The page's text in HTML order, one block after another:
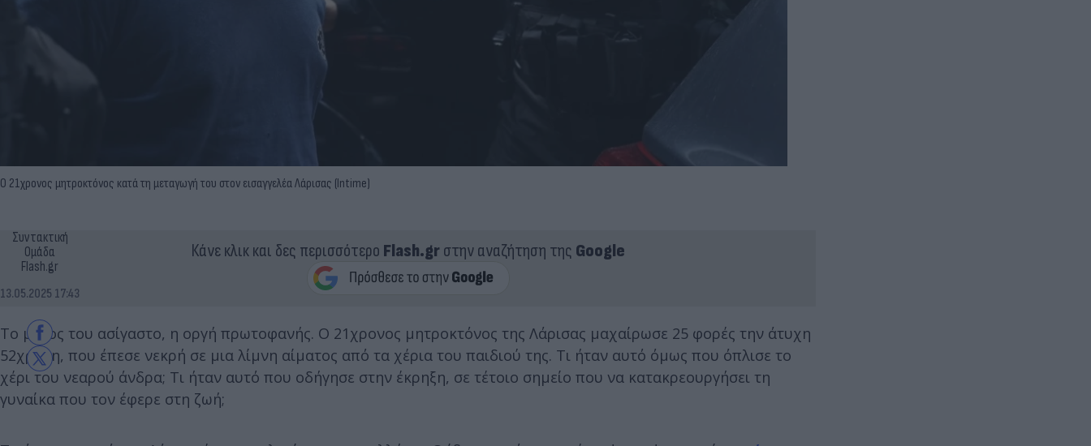
Ο 21χρονος μητροκτόνος κατά τη μεταγωγή του στον εισαγγελέα Λάρισας (Intime)
Συντακτική
Ομάδα
Flash.gr
13.05.2025 17:43
Κάνε κλικ και δες περισσότερο Flash.grστην αναζήτηση της Google
Το μένος του ασίγαστο, η οργή πρωτοφανής. Ο 21χρονος μητροκτόνος της Λάρισας μαχαίρωσε 25 φορές την άτυχη
52χρονη, που έπεσε νεκρή σε μια λίμνη αίματος από τα χέρια του παιδιού της. Τι ήταν αυτό όμως που όπλισε το
χέρι του νεαρού άνδρα; Τι ήταν αυτό που οδήγησε στην έκρηξη, σε τέτοιο σημείο που να κατακρεουργήσει τη
γυναίκα που τον έφερε στη ζωή;